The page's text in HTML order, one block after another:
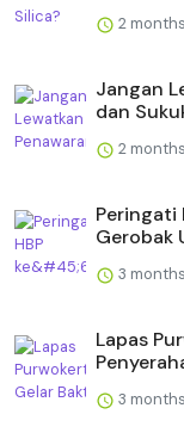
2
Jangan
dan
2
Peringati
Gerobak
3
Lapas
3